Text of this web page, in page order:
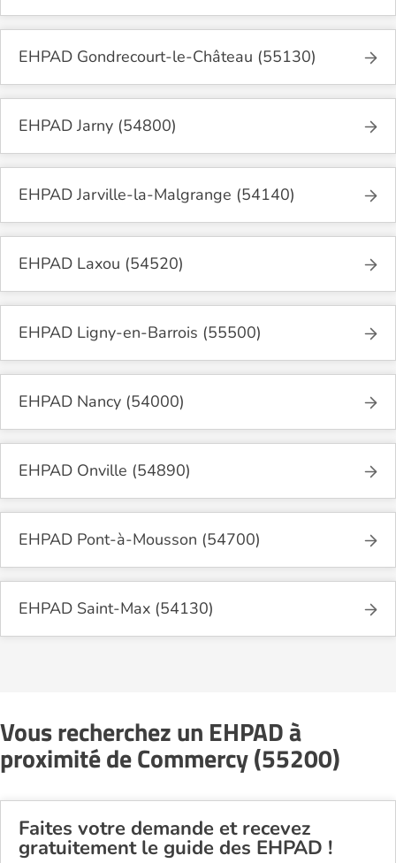
EHPAD Gondrecourt-le-Château (55130)
EHPAD Jarny (54800)
EHPAD Jarville-la-Malgrange (54140)
EHPAD Laxou (54520)
EHPAD Ligny-en-Barrois (55500)
EHPAD Nancy (54000)
EHPAD Onville (54890)
EHPAD Pont-à-Mousson (54700)
EHPAD Saint-Max (54130)
Vous recherchez un EHPAD à
proximité de Commercy (55200)
Faites votre demande et recevez
gratuitement le guide des EHPAD !